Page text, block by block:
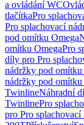
a ovládání WC
tlačítkaPro
Pro splachovací
pod omítku Omega
omítku OmegaPro
díly pro Pro
nádržky pod omítku
nádržky pod omítku
TwinlineNáhradní
TwinlinePro
pro Pro